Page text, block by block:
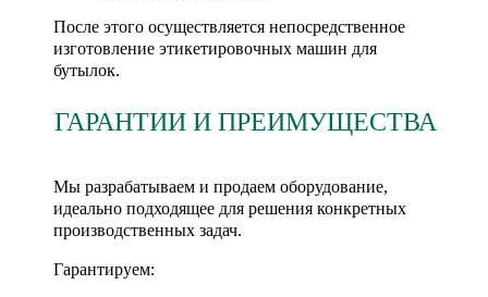
После этого осуществляется непосредственное
изготовление этикетировочных машин для
бутылок.
ГАРАНТИИ И ПРЕИМУЩЕСТВА
Мы разрабатываем и продаем оборудование,
идеально подходящее для решения конкретных
производственных задач.
Гарантируем: